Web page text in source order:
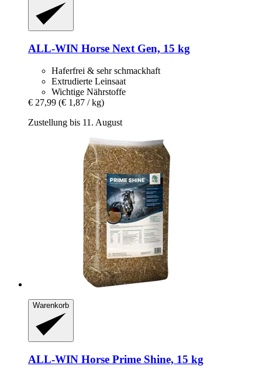
ALL-WIN Horse Next Gen, 15 kg
Haferfrei & sehr schmackhaft
Extrudierte Leinsaat
Wichtige Nährstoffe
€ 27,99 (€ 1,87 / kg)
Zustellung bis 11. August
Warenkorb
ALL-WIN Horse Prime Shine, 15 kg